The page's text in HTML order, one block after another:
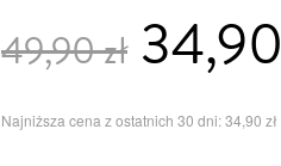
49,90 zł34,90
Najniższa cena z ostatnich 30 dni: 34,90 zł